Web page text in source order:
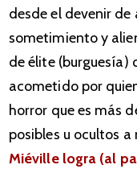
desde el devenir
sometimiento y
de élite (burguesía)
acometido por
horror que es más
posibles u ocultos a
Miéville logra (al